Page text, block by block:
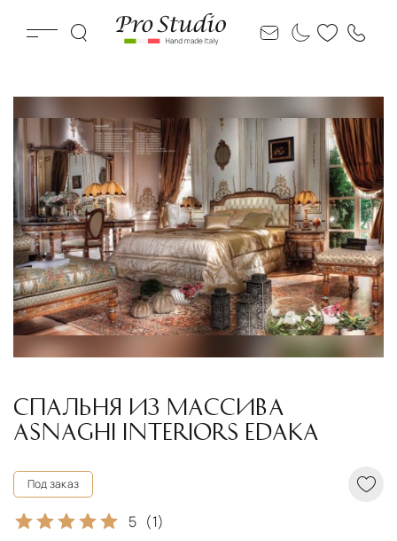
СПАЛЬНЯ ИЗ МАССИВА
ASNAGHI INTERIORS EDAKA
Под заказ
5 (1)